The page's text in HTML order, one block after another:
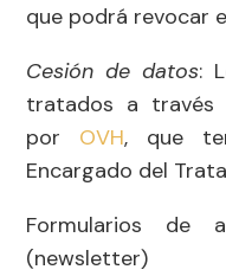
que podrá revocar
Cesión de datos:
tratados a través
por OVH, que
Encargado del
Formularios
(newsletter)